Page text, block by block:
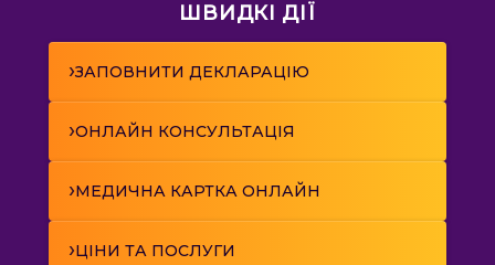
ШВИДКІ ДІЇ
›ЗАПОВНИТИ ДЕКЛАРАЦІЮ
›ОНЛАЙН КОНСУЛЬТАЦІЯ
›МЕДИЧНА КАРТКА ОНЛАЙН
›ЦІНИ ТА ПОСЛУГИ